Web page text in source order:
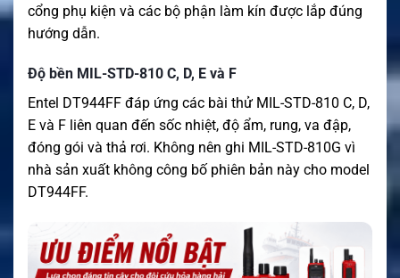
cổng phụ kiện và các bộ phận làm kín được lắp đúng
hướng dẫn.
Độ bền MIL-STD-810 C, D, E và F
Entel DT944FF đáp ứng các bài thử MIL-STD-810 C, D,
E và F liên quan đến sốc nhiệt, độ ẩm, rung, va đập,
đóng gói và thả rơi. Không nên ghi MIL-STD-810G vì
nhà sản xuất không công bố phiên bản này cho model
DT944FF.